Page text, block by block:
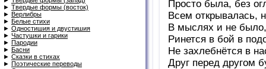
► Твердые формы (восток)
► Верлибры
► Белые стихи
► Одностишия и двустишия
► Частушки и гарики
► Пародии
► Басни
► Сказки в стихах
► Поэтические переводы
Просто была, без
Всем открывалась,
В мыслях и не
Ринется в бой в
Не захлебнётся в
Друг перед другом